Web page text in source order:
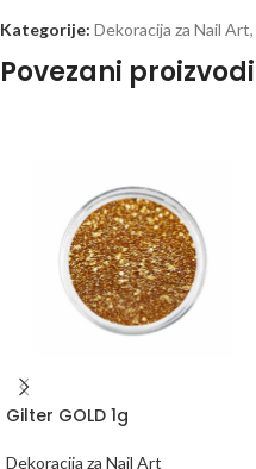
Kategorije: Dekoracija za Nail Art,
Povezani proizvodi
Gilter GOLD 1g
Dekoracija za Nail Art